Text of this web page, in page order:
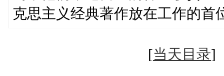
克思主义经典著作放在工作的首
[当天目录